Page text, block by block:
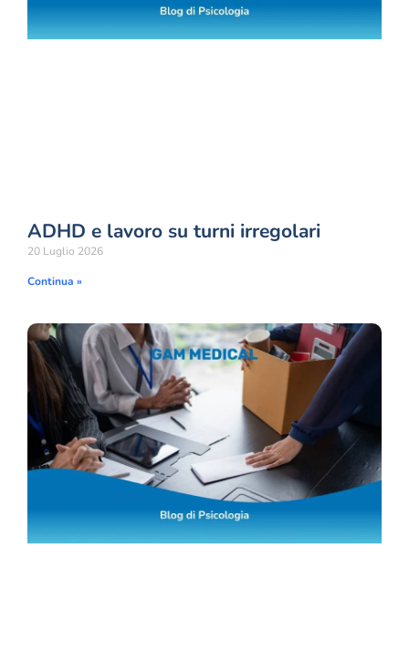
ADHD e lavoro su turni irregolari
20 Luglio 2026
Continua »